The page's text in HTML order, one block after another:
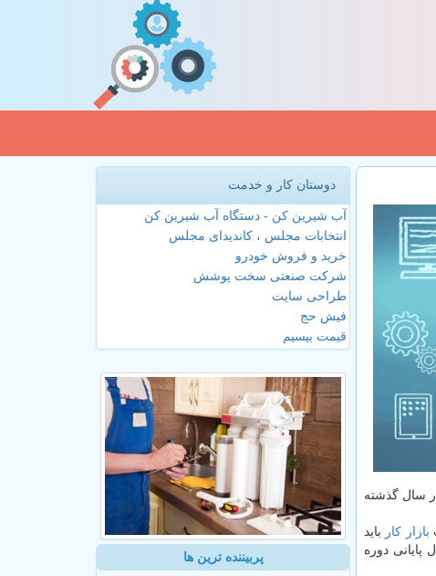
سال گذشته
بازار كار باید
درصد در سال پایانی دولت دهم، به۳۹.۴ درصد در سال پایانی دوره
دوستان کار و خدمت
آب شیرین کن - دستگاه آب شیرین کن
انتخابات مجلس ، کاندیدای مجلس
خرید و فروش خودرو
شرکت صنعتی سخت پوشش
طراحی سایت
فیش حج
قیمت بیسیم
پربیننده ترین ها